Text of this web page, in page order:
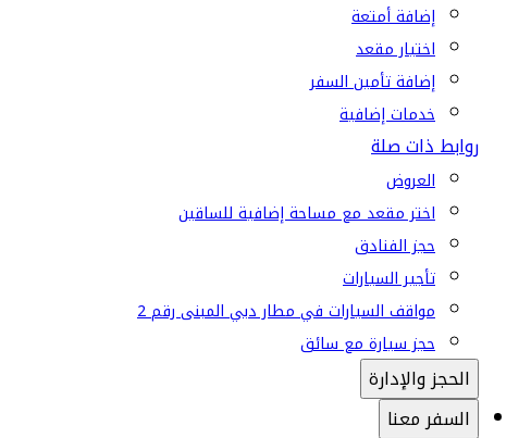
إضافة أمتعة
اختيار مقعد
إضافة تأمين السفر
خدمات إضافية
روابط ذات صلة
العروض
اختر مقعد مع مساحة إضافية للساقين
حجز الفنادق
تأجير السيارات
مواقف السيارات في مطار دبي المبنى رقم 2
حجز سيارة مع سائق
الحجز والإدارة
السفر معنا